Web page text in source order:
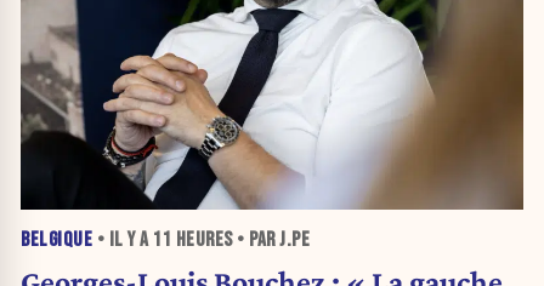
BELGIQUE • IL Y A 11 HEURES• PAR J.PE